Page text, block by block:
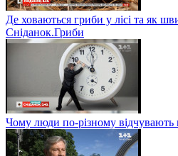
Де ховаються гриби у лісі та як
Сніданок.Гриби
Чому люди по-різному відчувають